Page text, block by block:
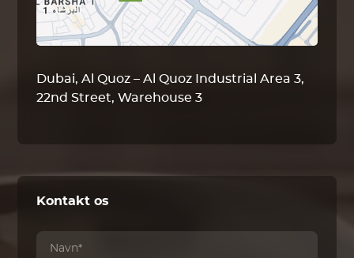
Dubai, Al Quoz – Al Quoz Industrial Area 3,
22nd Street, Warehouse 3
Kontakt os